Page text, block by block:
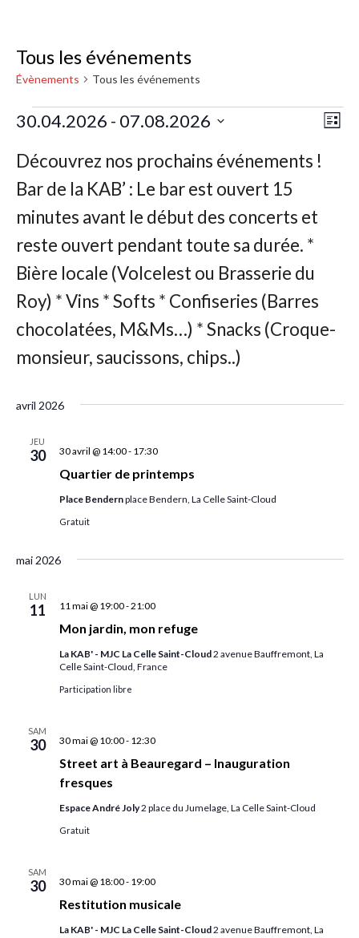
Tous les événements
Évènements Tous les événements
Évènements
par
Liste
30.04.2026 - 07.08.2026
une
date.
avril 2026
JEU
30
Quartier de printemps
30 avril @ 14:00- 17:30
Place Bendernplace Bendern, La Celle Saint-Cloud
Gratuit
mai 2026
LUN
11
Mon jardin, mon refuge
11 mai @ 19:00-21:00
La KAB' - MJC La Celle Saint-Cloud2 avenue Bauffremont, La
Celle Saint-Cloud, France
Participation libre
SAM
30
Street art à Beauregard – Inauguration
fresques
30 mai @ 10:00- 12:30
Espace André Joly2 place du Jumelage, La Celle Saint-Cloud
Gratuit
SAM
30
Restitution musicale
30 mai @ 18:00- 19:00
La KAB' - MJC La Celle Saint-Cloud2 avenue Bauffremont, La